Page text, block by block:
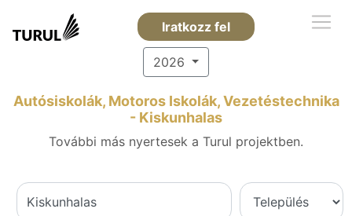
Iratkozz fel
2026
Autósiskolák, Motoros Iskolák, Vezetéstechnika
- Kiskunhalas
További más nyertesek a Turul projektben.